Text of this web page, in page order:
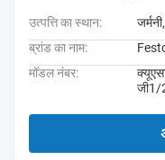
उत्पत्ति का स्थान:
ब्रांड का नाम:
मॉडल नंबर:
जी1/